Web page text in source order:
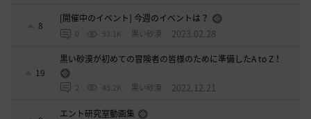
8
[開催中のイベント] 今週のイベントは？
0 53.1K 黒い砂漠 2023.02.28
19
黒い砂漠が初めての冒険者の皆様のために準備したA to Z！
2 43.2K 黒い砂漠 2022.12.21
エント研究室動画集